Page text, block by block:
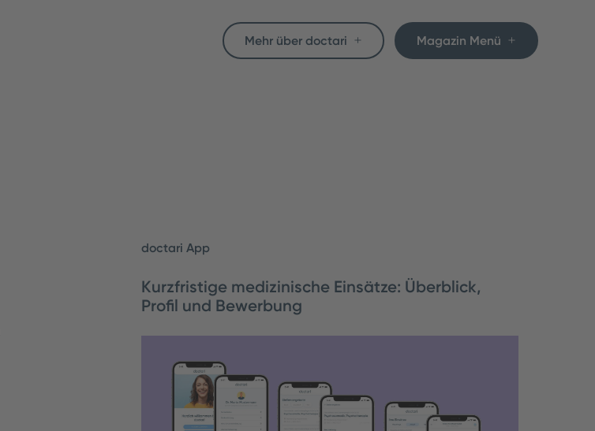
Mehr über doctari Magazin Menü
doctari App
Kurzfristige medizinische Einsätze: Überblick,
Profil und Bewerbung
man Vergütung, Zeiten und Bewerbungen im Blick –
einfach, strukturiert und digital unterstützt.